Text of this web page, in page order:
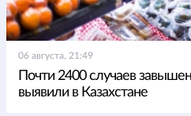
06 августа, 21:49
Почти 2400 случаев
выявили в Казахстане